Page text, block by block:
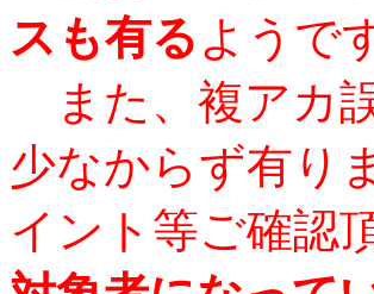
スも有る ようで
また、複アカ
少なからず有り
イント等ご確認